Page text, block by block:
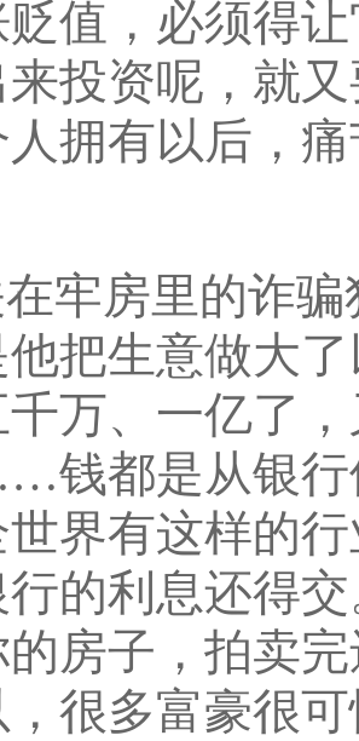
值，必须得
投资呢，就
拥有以后，
牢房里的诈
把生意做大
万、一亿了
钱都是从银行
界有这样的
的利息还得
房子，拍卖
，很多富豪很